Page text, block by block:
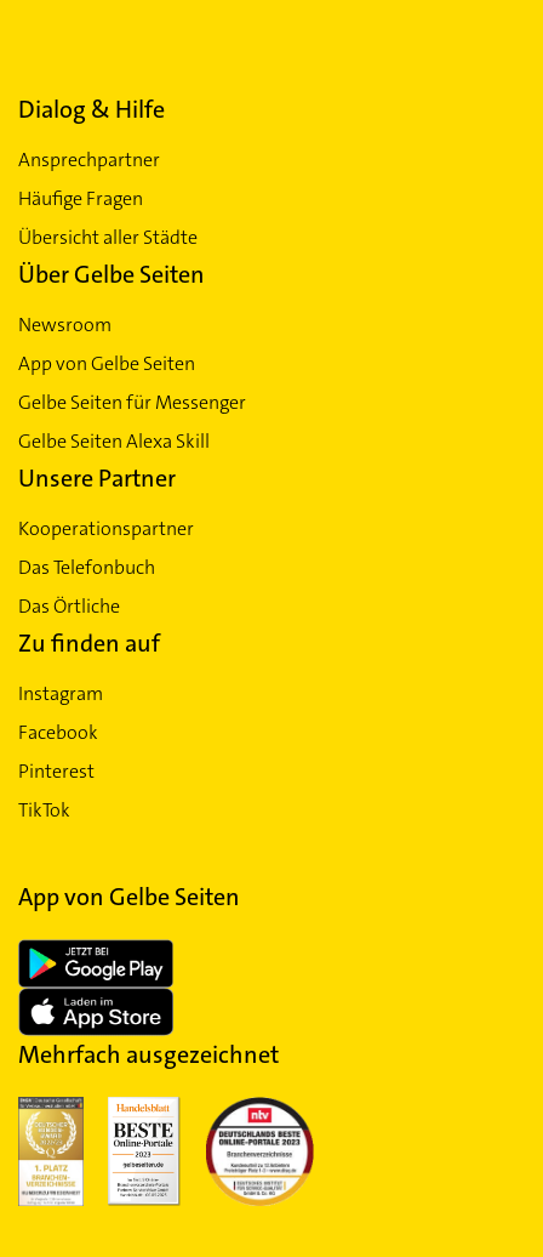
Dialog & Hilfe
Ansprechpartner
Häufige Fragen
Übersicht aller Städte
Über Gelbe Seiten
Newsroom
App von Gelbe Seiten
Gelbe Seiten für Messenger
Gelbe Seiten Alexa Skill
Unsere Partner
Kooperationspartner
Das Telefonbuch
Das Örtliche
Zu finden auf
Instagram
Facebook
Pinterest
TikTok
App von Gelbe Seiten
Mehrfach ausgezeichnet